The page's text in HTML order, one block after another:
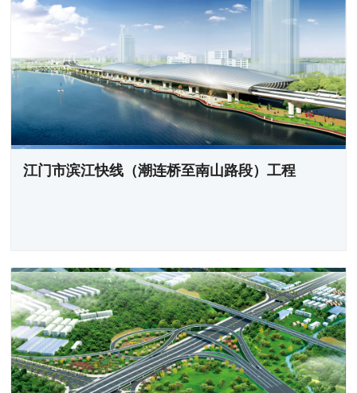
江门市滨江快线（潮连桥至南山路段）工程